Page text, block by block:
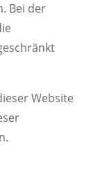
Bei der
Website